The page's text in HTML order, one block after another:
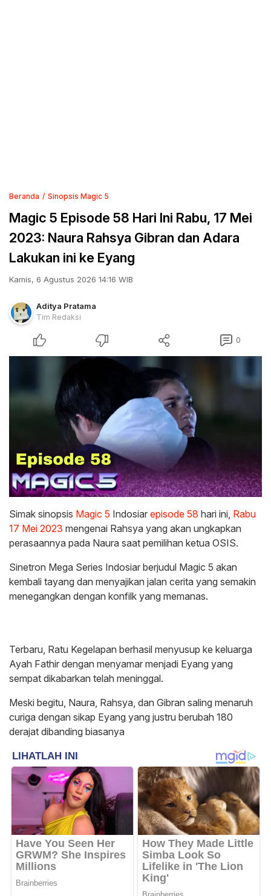
Beranda Sinopsis Magic 5
Magic 5 Episode 58 Hari Ini Rabu, 17 Mei
2023: Naura Rahsya Gibran dan Adara
Lakukan ini ke Eyang
Kamis, 6 Agustus 2026 14:16 WIB
Aditya Pratama
Tim Redaksi
0
Simak sinopsis Magic 5 Indosiar episode 58 hari ini, Rabu
17 Mei 2023 mengenai Rahsya yang akan ungkapkan
perasaannya pada Naura saat pemilihan ketua OSIS.
Sinetron Mega Series Indosiar berjudul Magic 5 akan
kembali tayang dan menyajikan jalan cerita yang semakin
menegangkan dengan konfilk yang memanas.
Terbaru, Ratu Kegelapan berhasil menyusup ke keluarga
Ayah Fathir dengan menyamar menjadi Eyang yang
sempat dikabarkan telah meninggal.
Meski begitu, Naura, Rahsya, dan Gibran saling menaruh
curiga dengan sikap Eyang yang justru berubah 180
derajat dibanding biasanya